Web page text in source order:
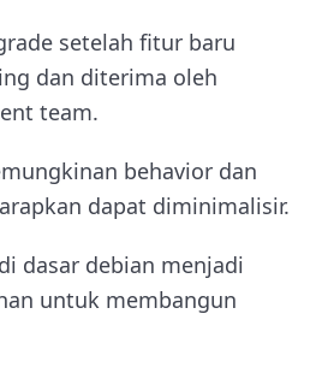
setelah fitur baru
dan diterima oleh
team.
behavior dan
dapat diminimalisir.
dasar debian menjadi
untuk membangun